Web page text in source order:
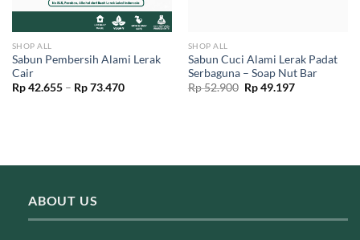
SHOP ALL
Sabun Pembersih Alami Lerak
Cair
Rp42.655 – Rp73.470Price
SHOP ALL
Sabun Cuci Alami Lerak Padat
Serbaguna – Soap Nut Bar
Rp52.900 Original
price
Rp49.197Current
ABOUT US